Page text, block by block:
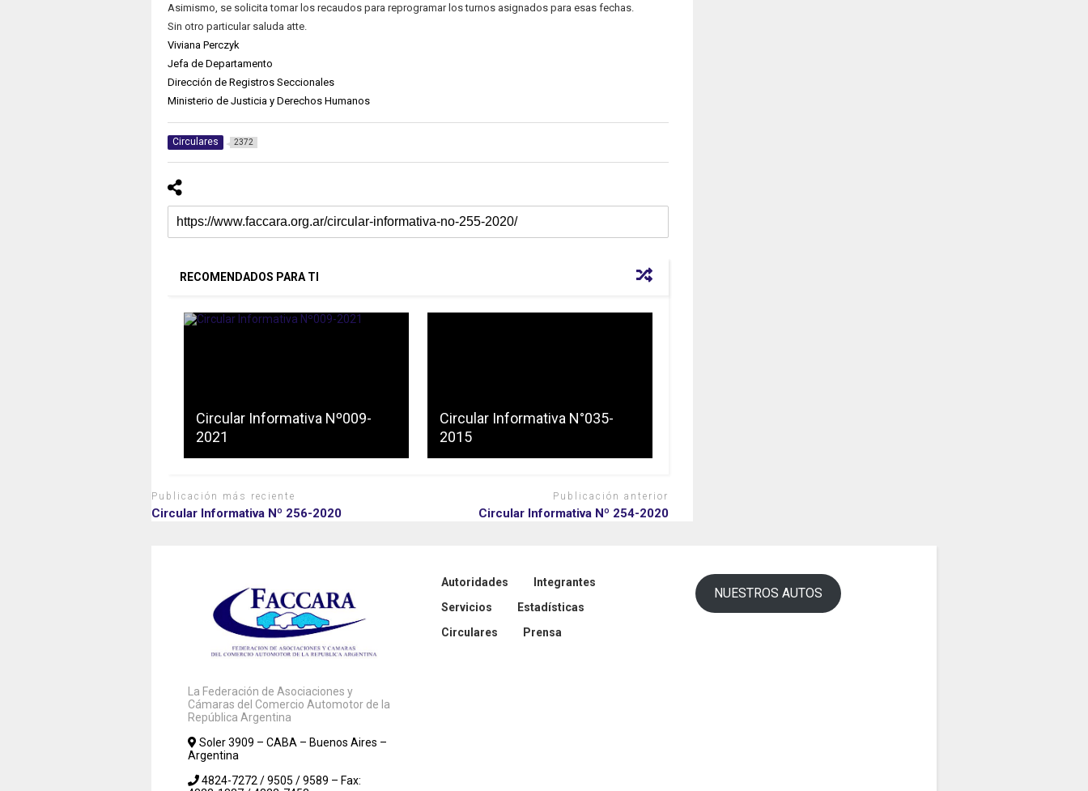
Asimismo, se solicita tomar los recaudos para reprogramar los turnos asignados para esas fechas.
Sin otro particular saluda atte.
Viviana Perczyk
Jefa de Departamento
Dirección de Registros Seccionales
Ministerio de Justicia y Derechos Humanos
Circulares 2372
RECOMENDADOS PARA TI
Circular Informativa Nº009-
2021
Circular Informativa N°035-
2015
Publicación más reciente
Circular Informativa Nº 256-2020
Publicación anterior
Circular Informativa Nº 254-2020
La Federación de Asociaciones y
Cámaras del Comercio Automotor de la
República Argentina
Soler 3909 – CABA – Buenos Aires –
Argentina
4824-7272 / 9505 / 9589 – Fax:
Autoridades
Integrantes
Servicios
Estadísticas
Circulares
Prensa
NUESTROS AUTOS